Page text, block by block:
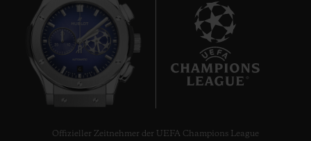
Offizieller Zeitnehmer der UEFA Champions League